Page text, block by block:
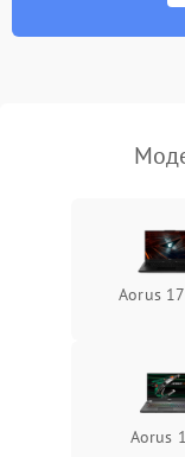
неисправности
пропадание диска
оперативной
вылеты
синие экраны
Aorus
Aorus